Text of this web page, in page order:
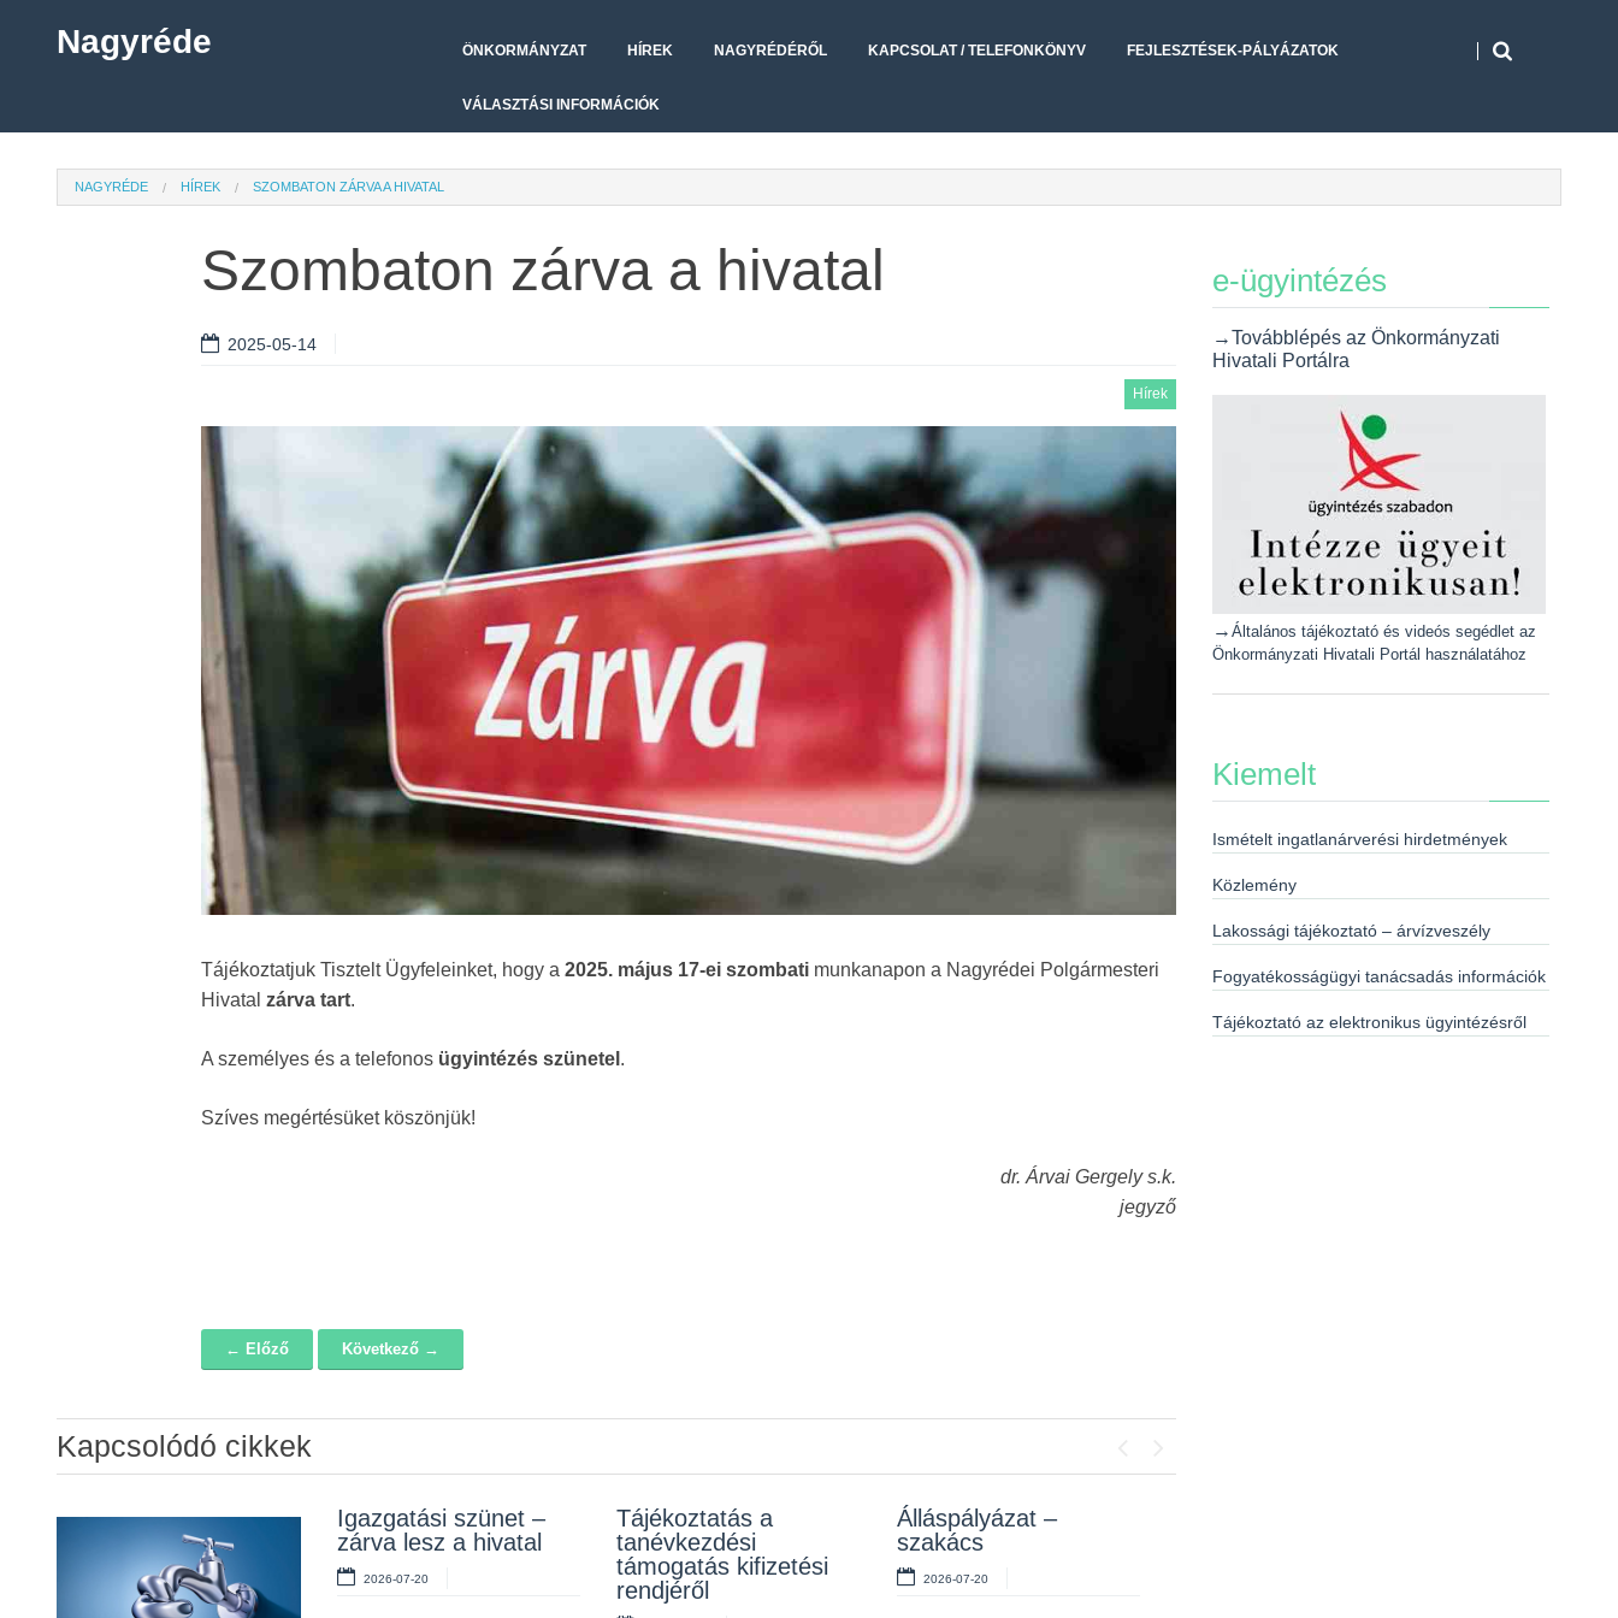
Nagyréde ÖNKORMÁNYZAT HÍREK NAGYRÉDÉRŐL KAPCSOLAT / TELEFONKÖNYV FEJLESZTÉSEK-PÁLYÁZATOK
VÁLASZTÁSI INFORMÁCIÓK
NAGYRÉDE HÍREK SZOMBATON ZÁRVA A HIVATAL
Szombaton zárva a hivatal
2025-05-14
Hírek
Tájékoztatjuk Tisztelt Ügyfeleinket, hogy a 2025. május 17-ei szombati munkanapon a Nagyrédei Polgármesteri
Hivatal zárva tart.
A személyes és a telefonos ügyintézés szünetel .
Szíves megértésüket köszönjük!
dr. Árvai Gergely s.k.
jegyző
← Előző Következő →
Kapcsolódó cikkek
Igazgatási szünet –
zárva lesz a hivatal
2026-07-20
Tájékoztatás a
tanévkezdési
támogatás kifizetési
rendjéről
Álláspályázat –
szakács
2026-07-20
Álláspályázat –
konyhai kisegítő
2026-07-20
Lakossági fórum az
Erzsébet téri fákról
2026-07-10
Rendelet kihirdetése
2026-07-10
Álláspályázat –
takarító
2026-07-06
e-ügyintézés
→Továbblépés az Önkormányzati
Hivatali Portálra
→ Általános tájékoztató és videós segédlet az
Önkormányzati Hivatali Portál használatához
Kiemelt
Ismételt ingatlanárverési hirdetmények
Közlemény
Lakossági tájékoztató – árvízveszély
Fogyatékosságügyi tanácsadás információk
Tájékoztató az elektronikus ügyintézésről